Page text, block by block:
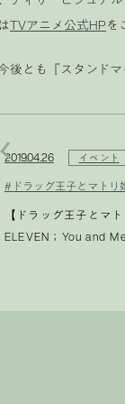
TVアニメ公式HPを
後とも『スタンド
2019.04.26 イベント
#ドラッグ王子とマトリ
【ドラッグ王子とマ
ELEVEN；You and